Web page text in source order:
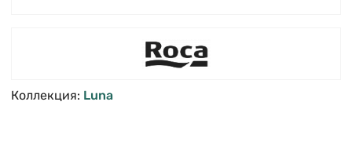
Коллекция: Luna